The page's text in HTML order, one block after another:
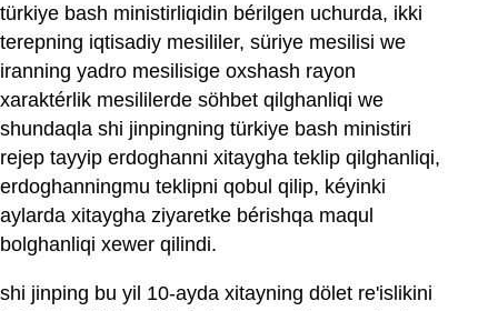
türkiye bash ministirliqidin bérilgen uchurda, ikki
terepning iqtisadiy mesililer, süriye mesilisi we
iranning yadro mesilisige oxshash rayon
xaraktérlik mesililerde söhbet qilghanliqi we
shundaqla shi jinpingning türkiye bash ministiri
rejep tayyip erdoghanni xitaygha teklip qilghanliqi,
erdoghanningmu teklipni qobul qilip, kéyinki
aylarda xitaygha ziyaretke bérishqa maqul
bolghanliqi xewer qilindi.
shi jinping bu yil 10-ayda xitayning dölet re'islikini